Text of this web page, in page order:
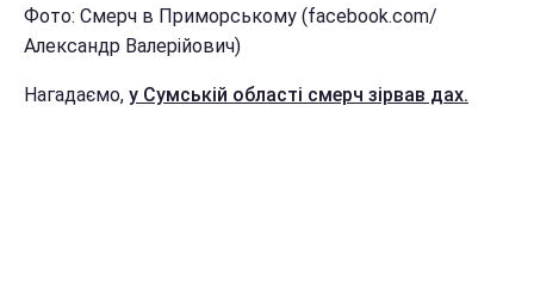
Фото: Смерч в Приморському (facebook.com/
Александр Валерійович)
Нагадаємо, у Сумській області смерч зірвав дах.